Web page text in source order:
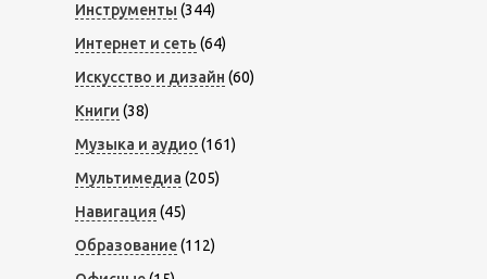
Инструменты (344)
Интернет и сеть (64)
Искусство и дизайн (60)
Книги (38)
Музыка и аудио (161)
Мультимедиа (205)
Навигация (45)
Образование(112)